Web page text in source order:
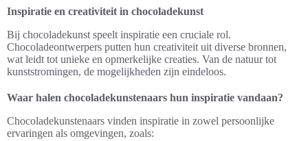
Inspiratie en creativiteit in chocoladekunst
Bij chocoladekunst speelt inspiratie een cruciale rol.
Chocoladeontwerpers putten hun creativiteit uit diverse bronnen,
wat leidt tot unieke en opmerkelijke creaties. Van de natuur tot
kunststromingen, de mogelijkheden zijn eindeloos.
Waar halen chocoladekunstenaars hun inspiratie vandaan?
Chocoladekunstenaars vinden inspiratie in zowel persoonlijke
ervaringen als omgevingen, zoals: